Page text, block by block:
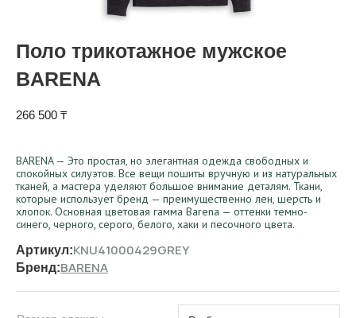
Поло трикотажное мужское
BARENA
266 500 ₸
BARENA — Это простая, но элегантная одежда свободных и
спокойных силуэтов. Все вещи пошиты вручную и из натуральных
тканей, а мастера уделяют большое внимание деталям. Ткани,
которые использует бренд — преимущественно лен, шерсть и
хлопок. Основная цветовая гамма Barena — оттенки темно-
синего, черного, серого, белого, хаки и песочного цвета.
Артикул:KNU41000429GREY
Бренд:BARENA